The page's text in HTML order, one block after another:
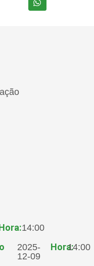
14:00
2025-
12-09
Hora:14:00